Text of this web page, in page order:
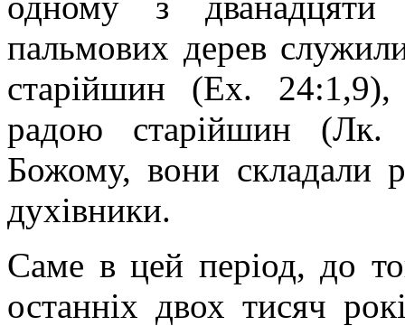
пальмових дерев
старійшин (Ex. 24:1,9),
радою старійшин
Божому, вони складали
духівники.
Саме в цей період, до
останніх двох тисяч